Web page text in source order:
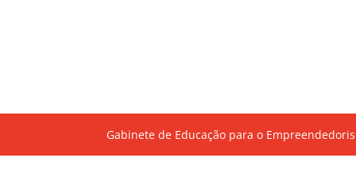
Gabinete de Educação para o